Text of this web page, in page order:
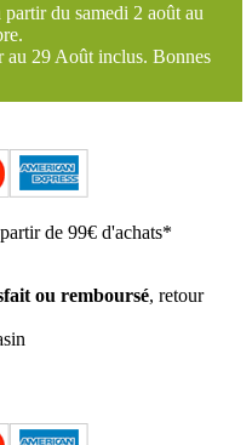
du samedi 2 août au
au 29 Août inclus. Bonnes
de 99€ d'achats*
ou remboursé, retour